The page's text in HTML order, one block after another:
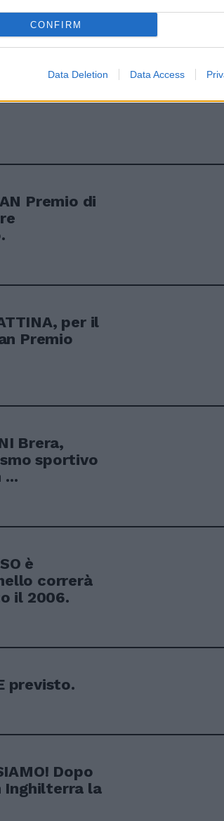
CONFIRM
Data Deletion Data Access
da paura!
i successi di
Premio di
per il
Premio
Brera,
sportivo
...
è
correrà
il 2006.
previsto.
Dopo
Inghilterra la